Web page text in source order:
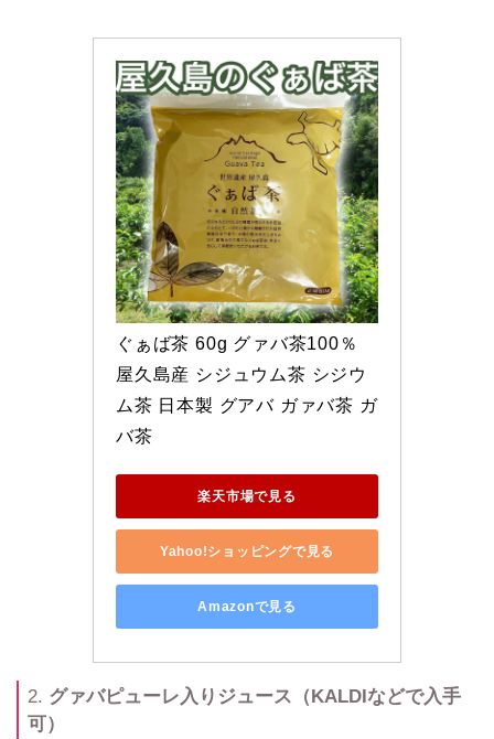
ぐぁば茶 60g グァバ茶100％
屋久島産 シジュウム茶 シジウ
ム茶 日本製 グアバ ガァバ茶 ガ
バ茶
楽天市場で見る
Yahoo!ショッピングで見る
Amazonで見る
2. グァバピューレ入りジュース（KALDIなどで入手
可）